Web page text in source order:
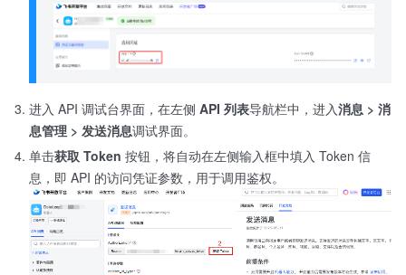
进入 API 调试台界面，在左侧 API 列表导航栏中，进入消息 > 消
息管理 > 发送消息调试界面。
单击获取 Token 按钮，将自动在左侧输入框中填入 Token 信
息，即 API 的访问凭证参数，用于调用鉴权。